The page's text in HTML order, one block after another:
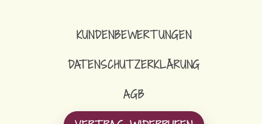
KUNDENBEWERTUNGEN
DATENSCHUTZERKLÄRUNG
AGB